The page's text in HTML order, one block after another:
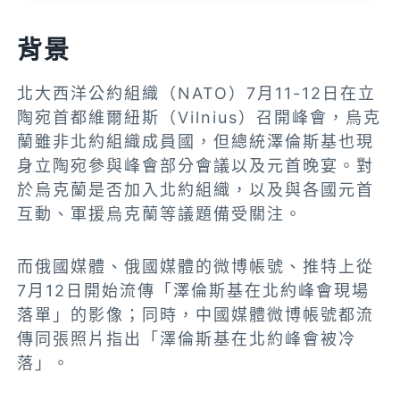
背景
北大西洋公約組織（NATO）7月11-12日在立
陶宛首都維爾紐斯（Vilnius）召開峰會，烏克
蘭雖非北約組織成員國，但總統澤倫斯基也現
身立陶宛參與峰會部分會議以及元首晚宴。對
於烏克蘭是否加入北約組織，以及與各國元首
互動、軍援烏克蘭等議題備受關注。
而俄國媒體、俄國媒體的微博帳號、推特上從
7月12日開始流傳「澤倫斯基在北約峰會現場
落單」的影像；同時，中國媒體微博帳號都流
傳同張照片指出「澤倫斯基在北約峰會被冷
落」。